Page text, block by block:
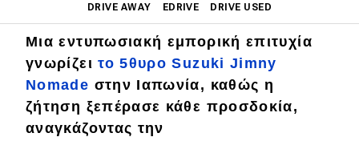
DRIVE AWAY EDRIVE DRIVE USED
Main navigation
Επικαιρότητα
Νέα μοντέλα
Πρωτότυπα
Μια εντυπωσιακή εμπορική επιτυχία
γνωρίζειτο 5θυρο Suzuki Jimny
Nomade στην Ιαπωνία, καθώς η
ζήτηση ξεπέρασε κάθε προσδοκία,
αναγκάζοντας την